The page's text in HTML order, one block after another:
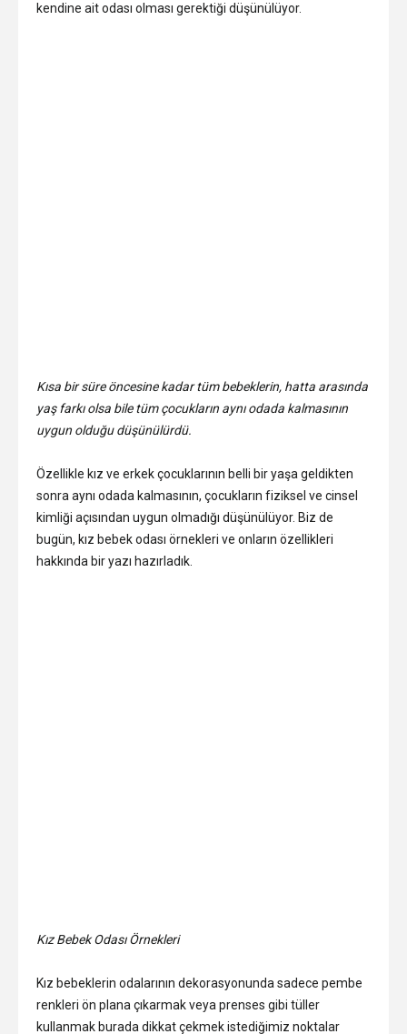
kendine ait odası olması gerektiği düşünülüyor.
Kısa bir süre öncesine kadar tüm bebeklerin, hatta arasında
yaş farkı olsa bile tüm çocukların aynı odada kalmasının
uygun olduğu düşünülürdü.
Özellikle kız ve erkek çocuklarının belli bir yaşa geldikten
sonra aynı odada kalmasının, çocukların fiziksel ve cinsel
kimliği açısından uygun olmadığı düşünülüyor. Biz de
bugün, kız bebek odası örnekleri ve onların özellikleri
hakkında bir yazı hazırladık.
Kız Bebek Odası Örnekleri
Kız bebeklerin odalarının dekorasyonunda sadece pembe
renkleri ön plana çıkarmak veya prenses gibi tüller
kullanmak burada dikkat çekmek istediğimiz noktalar